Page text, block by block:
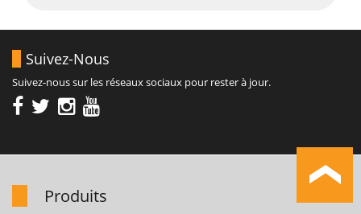
Suivez-Nous
Suivez-nous sur les réseaux sociaux pour rester à jour.
Produits